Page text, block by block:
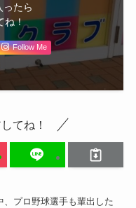
ったら
ね！
Follow Me
てね！
プロ野球選手も輩出した